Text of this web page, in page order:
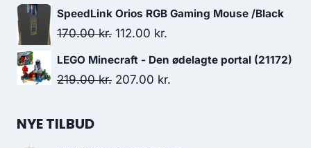
price
was:
price
is:
SpeedLink Orios RGB Gaming Mouse /Black
170.00kr. Original
price
was:
112.00 kr.
price
is:
LEGO Minecraft - Den ødelagte portal (21172)
219.00kr. Original
207.00 kr.
NYE TILBUD